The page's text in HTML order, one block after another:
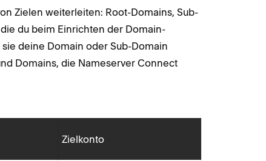
Zielen weiterleiten: Root-Domains, Sub-
du beim Einrichten der Domain-
deine Domain oder Sub-Domain
Domains, die Nameserver Connect
Zielkonto